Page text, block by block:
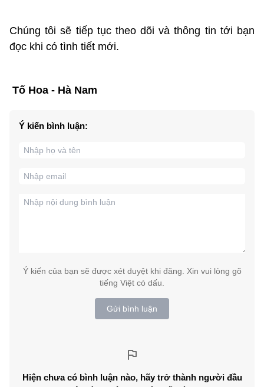
Chúng tôi sẽ tiếp tục theo dõi và thông tin tới bạn
đọc khi có tình tiết mới.
Tố Hoa - Hà Nam
Ý kiến bình luận:
Ý kiến của bạn sẽ được xét duyệt khi đăng. Xin vui lòng gõ
tiếng Việt có dấu.
Gửi bình luận
Hiện chưa có bình luận nào, hãy trở thành người đầu